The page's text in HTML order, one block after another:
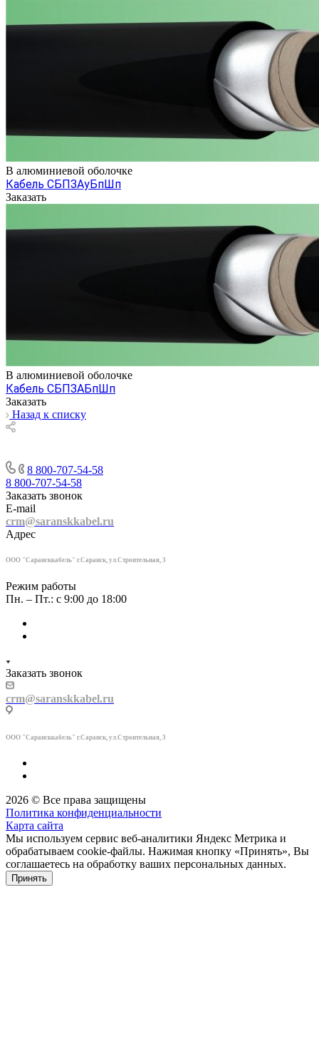
В алюминиевой оболочке
Кабель СБПЗАуБпШп
Заказать
В алюминиевой оболочке
Кабель СБПЗАБпШп
Заказать
Назад к списку
8 800-707-54-58
8 800-707-54-58
Заказать звонок
E-mail
crm@saranskkabel.ru
Адрес
ООО "Сарансккабель" г.Саранск, ул.Строительная, 3
Режим работы
Пн. – Пт.: с 9:00 до 18:00
Заказать звонок
crm@saranskkabel.ru
ООО "Сарансккабель" г.Саранск, ул.Строительная, 3
2026 © Все права защищены
Политика конфиденциальности
Карта сайта
Мы используем сервис веб-аналитики Яндекс Метрика и
обрабатываем cookie-файлы. Нажимая кнопку «Принять», Вы
соглашаетесь на обработку ваших персональных данных.
Принять